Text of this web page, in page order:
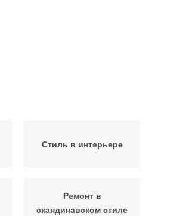
Стиль в интерьере
Ремонт в
скандинавском стиле